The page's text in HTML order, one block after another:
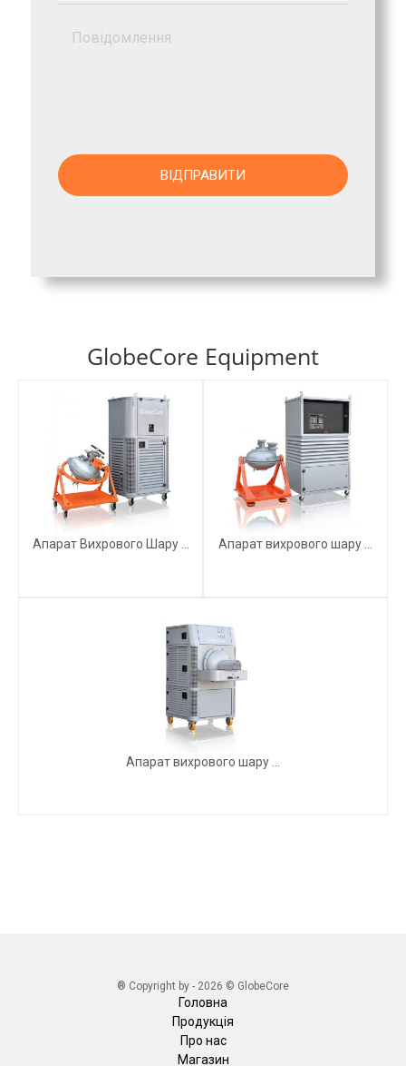
GlobeCore Equipment
Апарат Вихрового Шару ... Апарат вихрового шару ...
Апарат вихрового шару ...
Головна
Продукція
Про нас
Магазин
® Copyright by - 2026 © GlobeCore